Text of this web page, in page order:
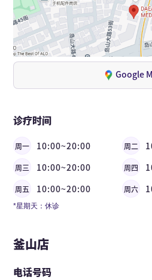
Google
诊疗时间
周一 10:00~20:00 周二
周三 10:00~20:00 周四
周五 10:00~20:00 周六
*星期天：休诊
釜山店
电话号码